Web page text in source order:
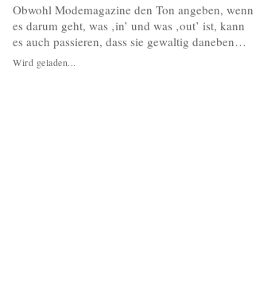
Obwohl Modemagazine den Ton angeben, wenn
es darum geht, was ‚in’ und was ‚out’ ist, kann
es auch passieren, dass sie gewaltig daneben
liegen. Die britische Vogue beispielsweise wollte
ihren Lesern in ihrer Dezemberausgabe
Wird geladen...